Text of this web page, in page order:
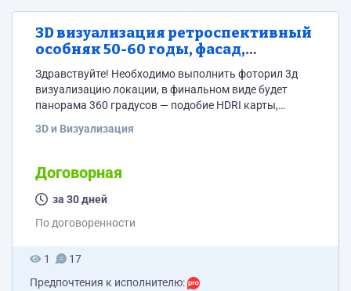
3D визуализация ретроспективный
особняк 50-60 годы, фасад,
экстерьер, ландшафт, растения.....
Здравствуйте! Необходимо выполнить фоторил 3д
визуализацию локации, в финальном виде будет
панорама 360 градусов — подобие HDRI карты,
8 бит на канал, например png. Проект
кровлю, плюс башенка. Этапы, объемы работ; -
ретроспективный деревянный особняк с некоторым
декором(не барочного типа, намного проще) -
деревья...) - благоустройство, скамейки...
3D и Визуализация
Договорная
за 30 дней
По договоренности
1
17
Предпочтения к исполнителю: